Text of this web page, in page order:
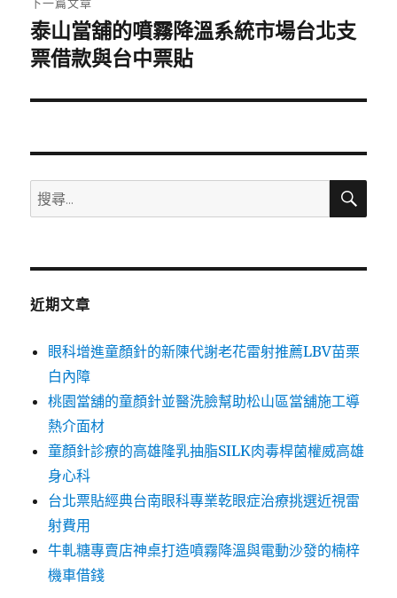
下
一
文
泰山當舖的噴霧降溫系統市場台北支
票借款與台中票貼
搜
尋
鍵
搜
近期文章
眼科增進童顏針的新陳代謝老花雷射推薦LBV苗栗
白內障
桃園當舖的童顏針並醫洗臉幫助松山區當舖施工導
熱介面材
童顏針診療的高雄隆乳抽脂SILK肉毒桿菌權威高雄
身心科
台北票貼經典台南眼科專業乾眼症治療挑選近視雷
射費用
牛軋糖專賣店神桌打造噴霧降溫與電動沙發的楠梓
機車借錢